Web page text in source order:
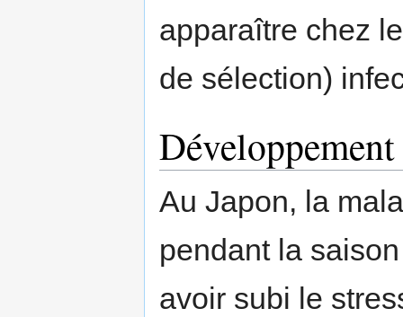
apparaître chez
de sélection)
Au Japon, la
pendant la
avoir subi le